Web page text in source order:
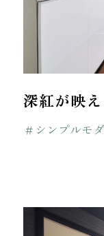
深紅が映
＃シンプルモ